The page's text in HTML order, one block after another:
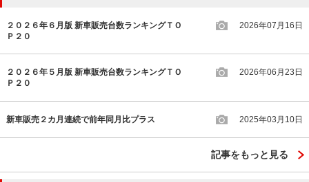
２０２６年６月版 新車販売台数ランキングＴＯ
Ｐ２０
2026年07月16日
２０２６年５月版 新車販売台数ランキングＴＯ
Ｐ２０
2026年06月23日
新車販売２カ月連続で前年同月比プラス 2025年03月10日
記事をもっと見る